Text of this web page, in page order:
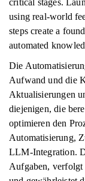
critical stages.
using real-world
steps create a
automated
Die
Aufwand und die
Aktualisierungen
diejenigen, die
optimieren den
Automatisierung,
LLM-Integration.
Aufgaben, verfolgt